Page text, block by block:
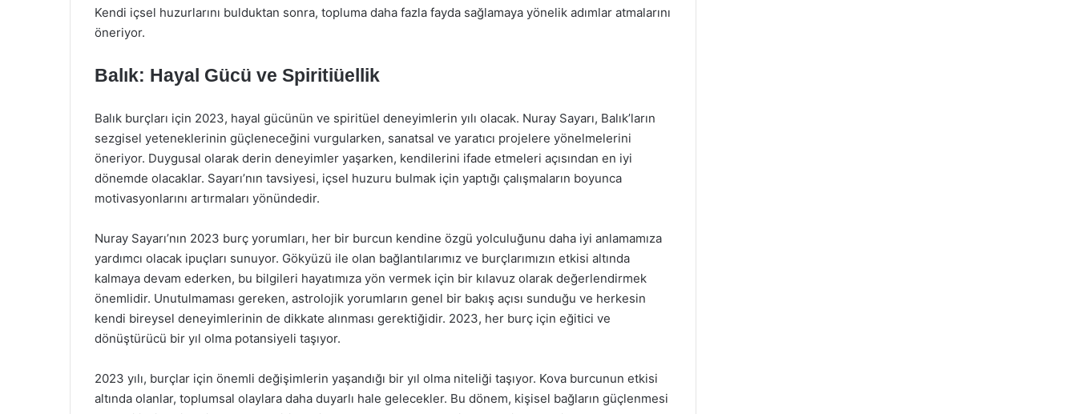
Kendi içsel huzurlarını bulduktan sonra, topluma daha fazla fayda sağlamaya yönelik adımlar atmalarını
öneriyor.
Balık: Hayal Gücü ve Spiritiüellik
Balık burçları için 2023, hayal gücünün ve spiritüel deneyimlerin yılı olacak. Nuray Sayarı, Balık’ların
sezgisel yeteneklerinin güçleneceğini vurgularken, sanatsal ve yaratıcı projelere yönelmelerini
öneriyor. Duygusal olarak derin deneyimler yaşarken, kendilerini ifade etmeleri açısından en iyi
dönemde olacaklar. Sayarı’nın tavsiyesi, içsel huzuru bulmak için yaptığı çalışmaların boyunca
motivasyonlarını artırmaları yönündedir.
Nuray Sayarı’nın 2023 burç yorumları, her bir burcun kendine özgü yolculuğunu daha iyi anlamamıza
yardımcı olacak ipuçları sunuyor. Gökyüzü ile olan bağlantılarımız ve burçlarımızın etkisi altında
kalmaya devam ederken, bu bilgileri hayatımıza yön vermek için bir kılavuz olarak değerlendirmek
önemlidir. Unutulmaması gereken, astrolojik yorumların genel bir bakış açısı sunduğu ve herkesin
kendi bireysel deneyimlerinin de dikkate alınması gerektiğidir. 2023, her burç için eğitici ve
dönüştürücü bir yıl olma potansiyeli taşıyor.
2023 yılı, burçlar için önemli değişimlerin yaşandığı bir yıl olma niteliği taşıyor. Kova burcunun etkisi
altında olanlar, toplumsal olaylara daha duyarlı hale gelecekler. Bu dönem, kişisel bağların güçlenmesi